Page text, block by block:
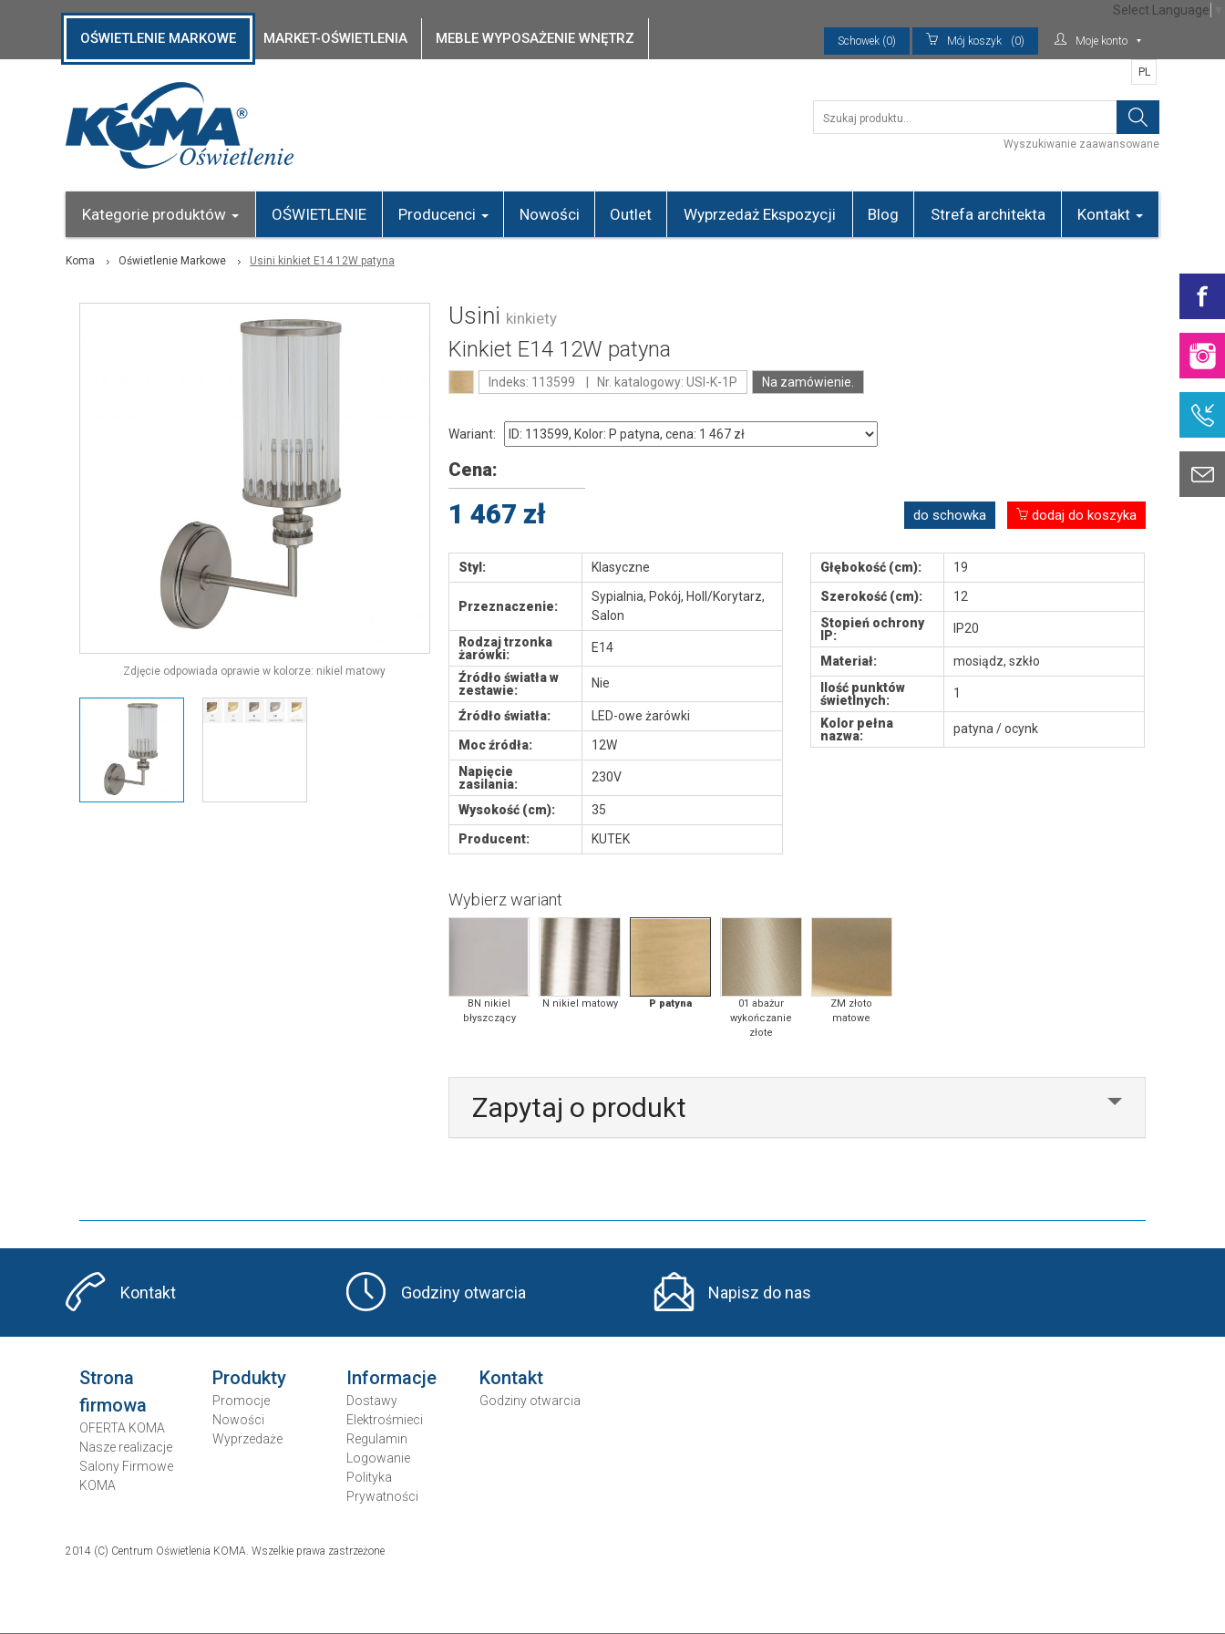
OŚWIETLENIE MARKOWE MARKET-OŚWIETLENIA MEBLE WYPOSAŻENIE WNĘTRZ Schowek (0) Mój koszyk (0) Moje konto
Wyszukiwanie zaawansowane
PL
Kategorie produktów OŚWIETLENIE Producenci Nowości Outlet Wyprzedaż Ekspozycji Blog Strefa architekta Kontakt
Koma Oświetlenie Markowe Usini kinkiet E14 12W patyna
Zdjęcie odpowiada oprawie w kolorze: nikiel matowy
Usini kinkiety
Kinkiet E14 12W patyna
Indeks: 113599 | Nr. katalogowy: USI-K-1P Na zamówienie.
Wariant:
Cena:
1 467 zł do schowka dodaj do koszyka
Styl: Klasyczne
Przeznaczenie:
Sypialnia, Pokój, Holl/Korytarz,
Salon
Rodzaj trzonka
żarówki:
E14
Źródło światła w
zestawie:
Nie
Źródło światła:
LED-owe żarówki
Moc źródła:
12W
Napięcie
zasilania:
230V
Wysokość (cm):
35
Producent:
KUTEK
Głębokość (cm):
19
Szerokość (cm):
12
Stopień ochrony
IP:
IP20
Materiał:
mosiądz, szkło
Ilość punktów
świetlnych:
1
Kolor pełna
nazwa:
patyna / ocynk
Wybierz wariant
BN nikiel
błyszczący
N nikiel matowy P patyna
01 abażur
wykończanie
złote
ZM złoto
matowe
Zapytaj o produkt
Kontakt Godziny otwarcia Napisz do nas
Strona
firmowa
OFERTA KOMA
Nasze realizacje
Salony Firmowe
KOMA
Produkty
Promocje
Nowości
Wyprzedaże
Informacje
Dostawy
Elektrośmieci
Regulamin
Logowanie
Polityka
Prywatności
Kontakt
Godziny otwarcia
2014 (C) Centrum Oświetlenia KOMA. Wszelkie prawa zastrzeżone
Select Language